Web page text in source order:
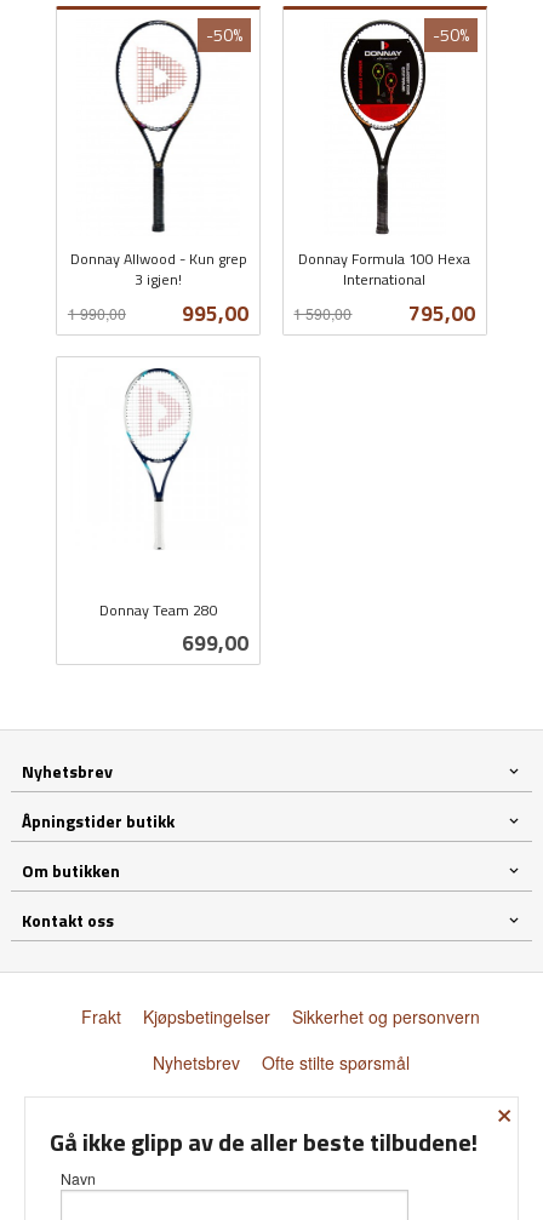
Donnay Allwood - Kun grep
3 igjen!
Tilbud
995,00
1 990,00
-50%
mva.
Donnay Formula 100 Hexa
International
Tilbud
795,00
1 590,00
-50%
mva.
Donnay Team 280
Pris
699,00
Nyhetsbrev
Åpningstider butikk
Om butikken
Kontakt oss
Frakt Kjøpsbetingelser
Sikkerhet og personvern
Nyhetsbrev
Ofte stilte spørsmål
×
Gå ikke glipp av de aller beste tilbudene!
Navn